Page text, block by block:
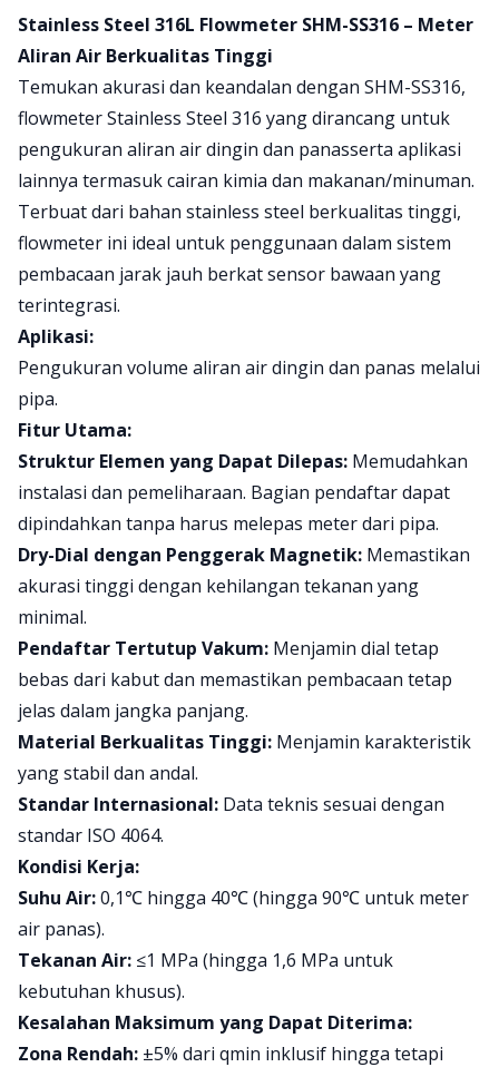
Product information
Stainless Steel 316L Flowmeter SHM-SS316 – Meter
Aliran Air Berkualitas Tinggi
Temukan akurasi dan keandalan dengan SHM-SS316,
flowmeter Stainless Steel 316 yang dirancang untuk
pengukuran aliran air dingin dan panasserta aplikasi
lainnya termasuk cairan kimia dan makanan/minuman.
Terbuat dari bahan stainless steel berkualitas tinggi,
flowmeter ini ideal untuk penggunaan dalam sistem
pembacaan jarak jauh berkat sensor bawaan yang
terintegrasi.
Aplikasi:
Pengukuran volume aliran air dingin dan panas melalui
pipa.
Fitur Utama:
Struktur Elemen yang Dapat Dilepas: Memudahkan
instalasi dan pemeliharaan. Bagian pendaftar dapat
dipindahkan tanpa harus melepas meter dari pipa.
Dry-Dial dengan Penggerak Magnetik: Memastikan
akurasi tinggi dengan kehilangan tekanan yang
minimal.
Pendaftar Tertutup Vakum: Menjamin dial tetap
bebas dari kabut dan memastikan pembacaan tetap
jelas dalam jangka panjang.
Material Berkualitas Tinggi: Menjamin karakteristik
yang stabil dan andal.
Standar Internasional: Data teknis sesuai dengan
standar ISO 4064.
Kondisi Kerja:
Suhu Air:0,1℃ hingga 40℃ (hingga 90℃ untuk meter
air panas).
Tekanan Air: ≤1 MPa (hingga 1,6 MPa untuk
kebutuhan khusus).
Kesalahan Maksimum yang Dapat Diterima:
Zona Rendah: ±5% dari qmin inklusif hingga tetapi